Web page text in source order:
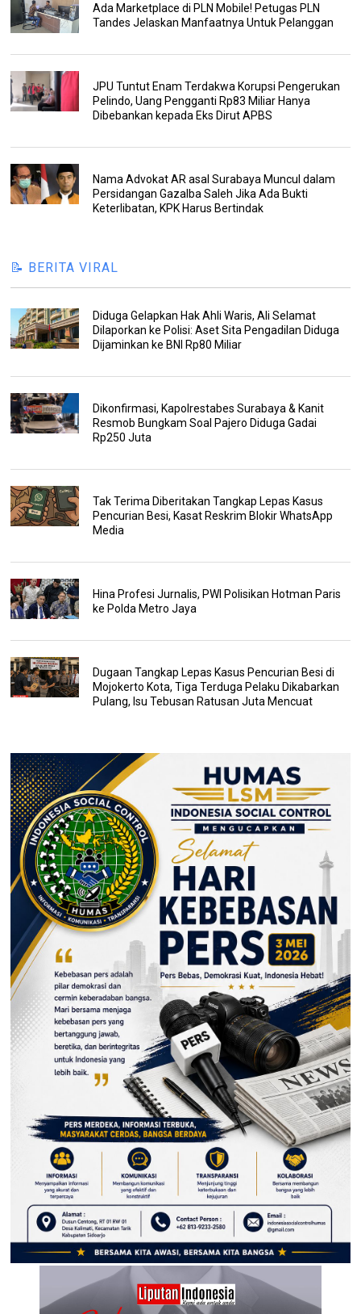
Ada Marketplace di PLN Mobile! Petugas PLN
Tandes Jelaskan Manfaatnya Untuk Pelanggan
JPU Tuntut Enam Terdakwa Korupsi Pengerukan
Pelindo, Uang Pengganti Rp83 Miliar Hanya
Dibebankan kepada Eks Dirut APBS
Nama Advokat AR asal Surabaya Muncul dalam
Persidangan Gazalba Saleh Jika Ada Bukti
Keterlibatan, KPK Harus Bertindak
📝 BERITA VIRAL
Diduga Gelapkan Hak Ahli Waris, Ali Selamat
Dilaporkan ke Polisi: Aset Sita Pengadilan Diduga
Dijaminkan ke BNI Rp80 Miliar
Dikonfirmasi, Kapolrestabes Surabaya & Kanit
Resmob Bungkam Soal Pajero Diduga Gadai
Rp250 Juta
Tak Terima Diberitakan Tangkap Lepas Kasus
Pencurian Besi, Kasat Reskrim Blokir WhatsApp
Media
Hina Profesi Jurnalis, PWI Polisikan Hotman Paris
ke Polda Metro Jaya
Dugaan Tangkap Lepas Kasus Pencurian Besi di
Mojokerto Kota, Tiga Terduga Pelaku Dikabarkan
Pulang, Isu Tebusan Ratusan Juta Mencuat